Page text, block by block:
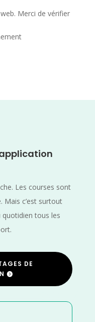
Merci de vérifier
Les courses sont
Mais c’est surtout
tous les
DE